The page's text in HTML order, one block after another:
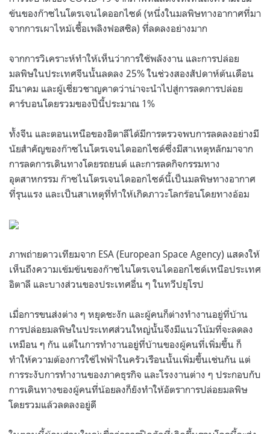
ข้นของก๊าซไนโตรเจนไดออกไซด์ (หนึ่งในมลพิษทางอากาศที่มา
จากการเผาไหม้เชื้อเพลิงฟอสซิล) ที่ลดลงอย่างมาก
จากการวิเคราะห์ทำให้เห็นว่าการใช้พลังงาน และการปล่อย
มลพิษในประเทศจีนนั้นลดลง 25% ในช่วงสองสัปดาห์ต้นเดือน
มีนาคม และผู้เชี่ยวชาญคาดว่าน่าจะนำไปสู่การลดการปล่อย
คาร์บอนโดยรวมของปีนี้ประมาณ 1%
ทั้งจีน และตอนเหนือของอิตาลีได้มีการตรวจพบการลดลงอย่างมี
นัยสำคัญของก๊าซไนโตรเจนไดออกไซด์ซึ่งมีสาเหตุหลักมาจาก
การลดการเดินทางโดยรถยนต์ และการลดกิจกรรมทาง
อุตสาหกรรม ก๊าซไนโตรเจนไดออกไซด์นี้เป็นมลพิษทางอากาศ
ที่รุนแรง และเป็นสาเหตุที่ทำให้เกิดภาวะโลกร้อนโดยทางอ้อม
ภาพถ่ายดาวเทียมจาก ESA (European Space Agency) แสดงให้
เห็นถึงความเข้มข้นของก๊าซไนโตรเจนไดออกไซด์เหนือประเทศ
อิตาลี และบางส่วนของประเทศอื่น ๆ ในทวีปยุโรป
เมื่อการขนส่งต่าง ๆ หยุดชะงัก และผู้คนก็ต่างทำงานอยู่ที่บ้าน
การปล่อยมลพิษในประเทศส่วนใหญ่นั้นจึงมีแนวโน้มที่จะลดลง
เหมือน ๆ กัน แต่ในการทำงานอยู่ที่บ้านของผู้คนที่เพิ่มขึ้น ก็
ทำให้ความต้องการใช้ไฟฟ้าในครัวเรือนนั้นเพิ่มขึ้นเช่นกัน แต่
การระงับการทำงานของภาคธุรกิจ และโรงงานต่าง ๆ ประกอบกับ
การเดินทางของผู้คนที่น้อยลงก็ยังทำให้อัตราการปล่อยมลพิษ
โดยรวมแล้วลดลงอยู่ดี